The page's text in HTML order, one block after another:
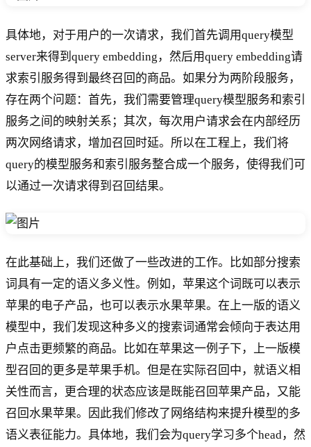
具体地，对于用户的一次请求，我们首先调用query模型
server来得到query embedding，然后用query embedding请
求索引服务得到最终召回的商品。如果分为两阶段服务，
存在两个问题：首先，我们需要管理query模型服务和索引
服务之间的映射关系；其次，每次用户请求会在内部经历
两次网络请求，增加召回时延。所以在工程上，我们将
query的模型服务和索引服务整合成一个服务，使得我们可
以通过一次请求得到召回结果。
在此基础上，我们还做了一些改进的工作。比如部分搜索
词具有一定的语义多义性。例如，苹果这个词既可以表示
苹果的电子产品，也可以表示水果苹果。在上一版的语义
模型中，我们发现这种多义的搜索词通常会倾向于表达用
户点击更频繁的商品。比如在苹果这一例子下，上一版模
型召回的更多是苹果手机。但是在实际召回中，就语义相
关性而言，更合理的状态应该是既能召回苹果产品，又能
召回水果苹果。因此我们修改了网络结构来提升模型的多
语义表征能力。具体地，我们会为query学习多个head，然